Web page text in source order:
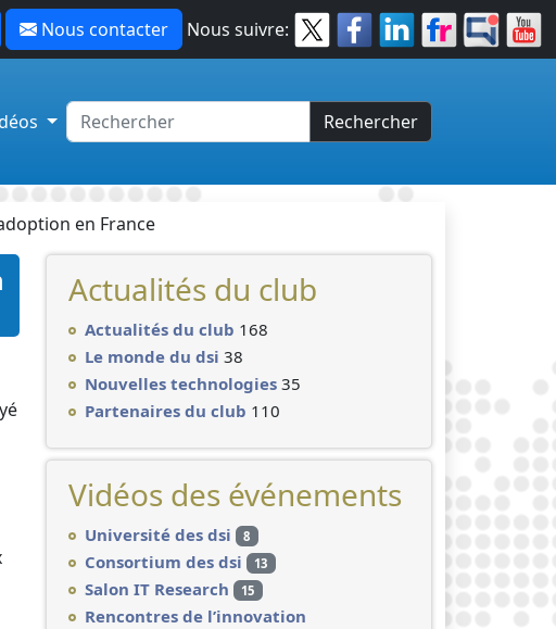
Nous contacter Nous suivre:
Rechercher
en France
Actualités du club
Actualités du club 168
Le monde du dsi 38
Nouvelles technologies 35
Partenaires du club 110
Vidéos des événements
Université des dsi 8
Consortium des dsi 13
Salon IT Research 15
Rencontres de l’innovation